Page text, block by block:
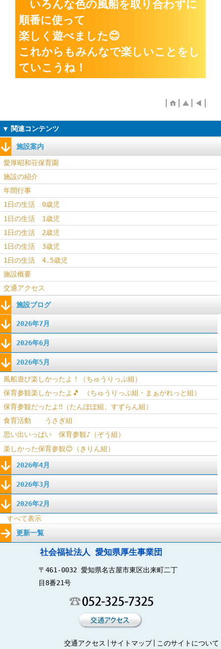
いろんな色の風船を取り合わずに
順番に使って
楽しく遊べました😊
これからもみんなで楽しいことをし
ていこうね！
施設案内
愛厚昭和荘保育園
施設の紹介
年間行事
1日の生活 0歳児
1日の生活 1歳児
1日の生活 2歳児
1日の生活 3歳児
1日の生活 4.5歳児
施設概要
交通アクセス
施設ブログ
2026年7月
2026年6月
2026年5月
風船遊び楽しかったよ！（ちゅうりっぷ組）
保育参観楽しかったよ🎵 （ちゅうりっぷ組・まぁがれっと組）
保育参観だったよ‼（たんぽぽ組、すずらん組）
食育活動 うさぎ組
思い出いっぱい 保育参観♪（ぞう組）
楽しかった保育参観😊（きりん組）
2026年4月
2026年3月
2026年2月
すべて表示
更新一覧
社会福祉法人 愛知県厚生事業団
〒461-0032 愛知県名古屋市東区出来町二丁
目8番21号
交通アクセス サイトマップ このサイトについて